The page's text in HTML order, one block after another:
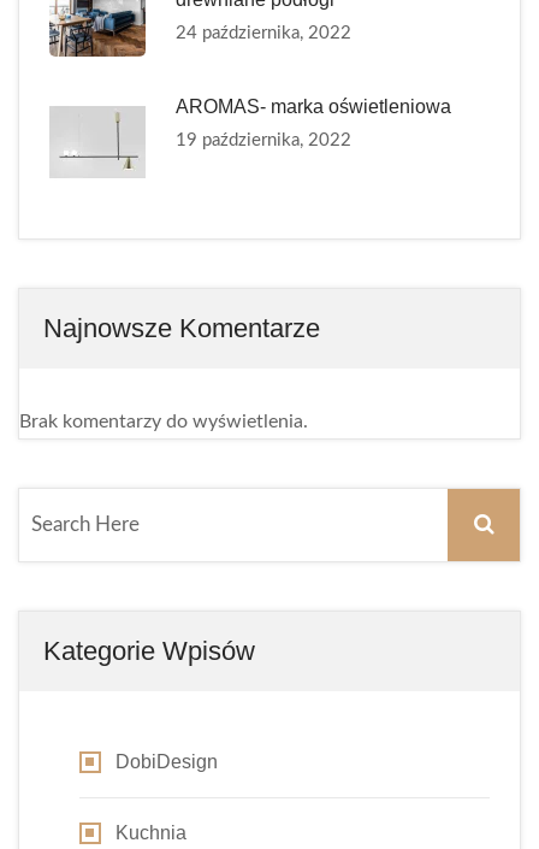
24 października, 2022
AROMAS- marka oświetleniowa
19 października, 2022
Najnowsze Komentarze
Brak komentarzy do wyświetlenia.
Kategorie Wpisów
DobiDesign
Kuchnia